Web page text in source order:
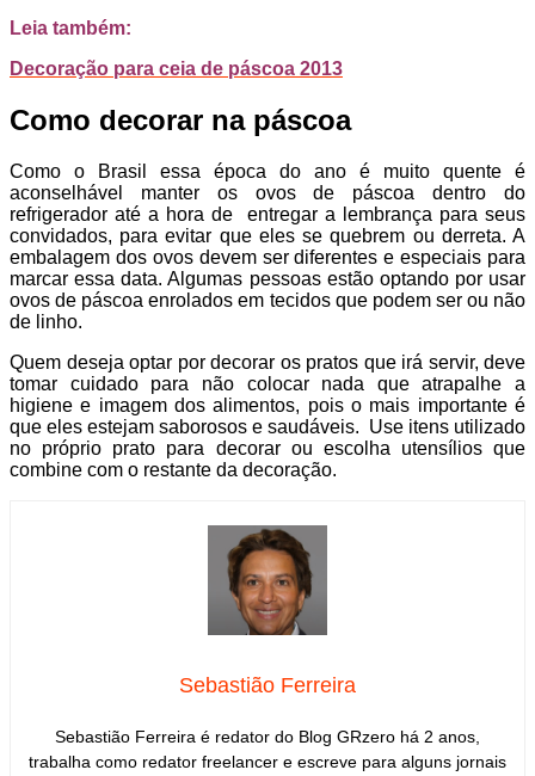
Leia também:
Decoração para ceia de páscoa 2013
Como decorar na páscoa
Como o Brasil essa época do ano é muito quente é
aconselhável manter os ovos de páscoa dentro do
refrigerador até a hora de entregar a lembrança para seus
convidados, para evitar que eles se quebrem ou derreta. A
embalagem dos ovos devem ser diferentes e especiais para
marcar essa data. Algumas pessoas estão optando por usar
ovos de páscoa enrolados em tecidos que podem ser ou não
de linho.
Quem deseja optar por decorar os pratos que irá servir, deve
tomar cuidado para não colocar nada que atrapalhe a
higiene e imagem dos alimentos, pois o mais importante é
que eles estejam saborosos e saudáveis. Use itens utilizado
no próprio prato para decorar ou escolha utensílios que
combine com o restante da decoração.
Sebastião Ferreira
Sebastião Ferreira é redator do Blog GRzero há 2 anos,
trabalha como redator freelancer e escreve para alguns jornais